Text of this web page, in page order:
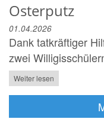
Osterputz
01.04.2026
Dank tatkräftiger
zwei
Weiter lesen